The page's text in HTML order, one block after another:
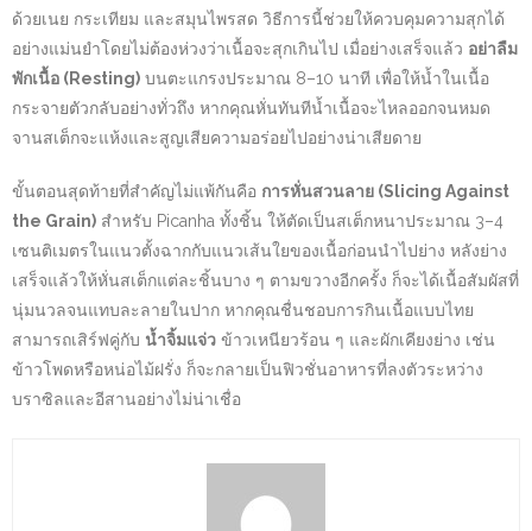
ด้วยเนย กระเทียม และสมุนไพรสด วิธีการนี้ช่วยให้ควบคุมความสุกได้
อย่างแม่นยำโดยไม่ต้องห่วงว่าเนื้อจะสุกเกินไป เมื่อย่างเสร็จแล้ว อย่าลืม
พักเนื้อ (Resting) บนตะแกรงประมาณ 8–10 นาที เพื่อให้น้ำในเนื้อ
กระจายตัวกลับอย่างทั่วถึง หากคุณหั่นทันทีน้ำเนื้อจะไหลออกจนหมด
จานสเต็กจะแห้งและสูญเสียความอร่อยไปอย่างน่าเสียดาย
ขั้นตอนสุดท้ายที่สำคัญไม่แพ้กันคือ การหั่นสวนลาย (Slicing Against
the Grain) สำหรับ Picanha ทั้งชิ้น ให้ตัดเป็นสเต็กหนาประมาณ 3–4
เซนติเมตรในแนวตั้งฉากกับแนวเส้นใยของเนื้อก่อนนำไปย่าง หลังย่าง
เสร็จแล้วให้หั่นสเต็กแต่ละชิ้นบาง ๆ ตามขวางอีกครั้ง ก็จะได้เนื้อสัมผัสที่
นุ่มนวลจนแทบละลายในปาก หากคุณชื่นชอบการกินเนื้อแบบไทย
สามารถเสิร์ฟคู่กับ น้ำจิ้มแจ่ว ข้าวเหนียวร้อน ๆ และผักเคียงย่าง เช่น
ข้าวโพดหรือหน่อไม้ฝรั่ง ก็จะกลายเป็นฟิวชั่นอาหารที่ลงตัวระหว่าง
บราซิลและอีสานอย่างไม่น่าเชื่อ